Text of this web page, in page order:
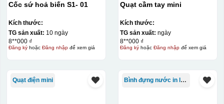
Cốc sứ hoả biến S1- 01
Kích thước:
TG sản xuất: 10 ngày
8**000 ₫
Đăng kýhoặc Đăng nhậpđể xem giá
Quạt cầm tay mini
Kích thước:
TG sản xuất: ngày
8**000 ₫
Đăng kýhoặc Đăng nhậpđể xem giá
Quạt điện mini Bình đựng nước in logo